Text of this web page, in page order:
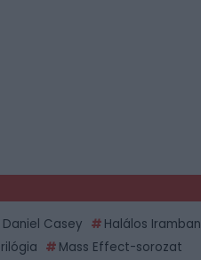
Daniel Casey
Halálos
Mass Effect-sorozat